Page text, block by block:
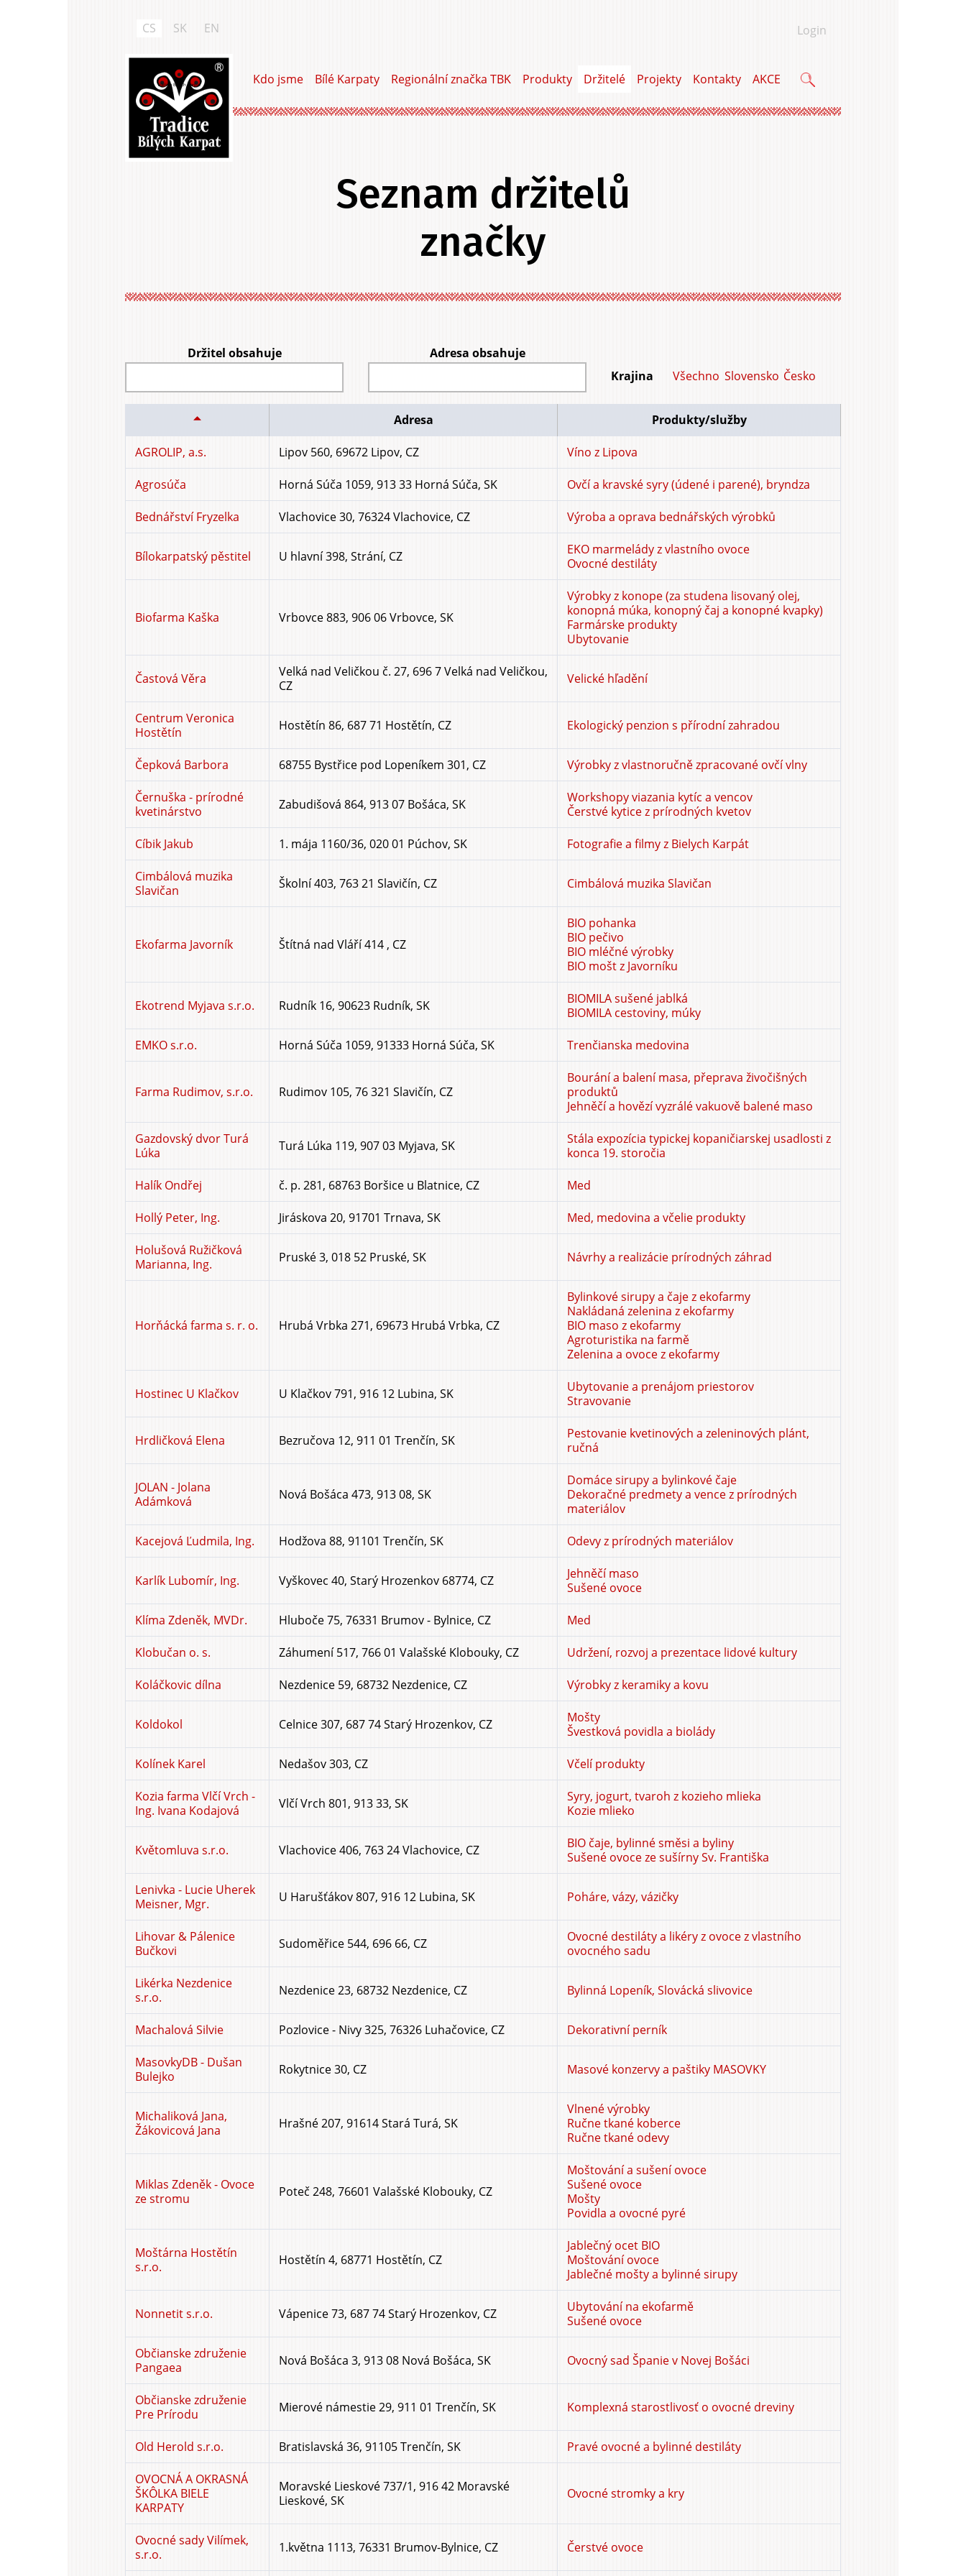
Tradice Bílých Karpat
Login
Kdo jsme Bílé Karpaty Regionální značka TBK Produkty Držitelé Projekty Kontakty AKCE
CS SK EN
Seznam držitelů
značky
Držitel obsahuje
Adresa obsahuje
Krajina
Všechno Slovensko Česko
Adresa Produkty/služby
AGROLIP, a.s. Lipov 560, 69672 Lipov, CZ Víno z Lipova
Agrosúča Horná Súča 1059, 913 33 Horná Súča, SK Ovčí a kravské syry (údené i parené), bryndza
Bednářství Fryzelka Vlachovice 30, 76324 Vlachovice, CZ Výroba a oprava bednářských výrobků
Bílokarpatský pěstitel U hlavní 398, Strání, CZ
EKO marmelády z vlastního ovoce
Ovocné destiláty
Biofarma Kaška Vrbovce 883, 906 06 Vrbovce, SK
Výrobky z konope (za studena lisovaný olej,
konopná múka, konopný čaj a konopné kvapky)
Farmárske produkty
Ubytovanie
Častová Věra
Velká nad Veličkou č. 27, 696 7 Velká nad Veličkou,
CZ
Velické hľadění
Centrum Veronica
Hostětín
Hostětín 86, 687 71 Hostětín, CZ Ekologický penzion s přírodní zahradou
Čepková Barbora 68755 Bystřice pod Lopeníkem 301, CZ Výrobky z vlastnoručně zpracované ovčí vlny
Černuška - prírodné
kvetinárstvo
Zabudišová 864, 913 07 Bošáca, SK
Workshopy viazania kytíc a vencov
Čerstvé kytice z prírodných kvetov
Cíbik Jakub 1. mája 1160/36, 020 01 Púchov, SK Fotografie a filmy z Bielych Karpát
Cimbálová muzika
Slavičan
Školní 403, 763 21 Slavičín, CZ Cimbálová muzika Slavičan
Ekofarma Javorník Štítná nad Vláří 414 , CZ
BIO pohanka
BIO pečivo
BIO mléčné výrobky
BIO mošt z Javorníku
Ekotrend Myjava s.r.o. Rudník 16, 90623 Rudník, SK
BIOMILA sušené jablká
BIOMILA cestoviny, múky
EMKO s.r.o. Horná Súča 1059, 91333 Horná Súča, SK Trenčianska medovina
Farma Rudimov, s.r.o. Rudimov 105, 76 321 Slavičín, CZ
Bourání a balení masa, přeprava živočišných
produktů
Jehněčí a hovězí vyzrálé vakuově balené maso
Gazdovský dvor Turá
Lúka
Turá Lúka 119, 907 03 Myjava, SK
Stála expozícia typickej kopaničiarskej usadlosti z
konca 19. storočia
Halík Ondřej č. p. 281, 68763 Boršice u Blatnice, CZ Med
Hollý Peter, Ing. Jiráskova 20, 91701 Trnava, SK Med, medovina a včelie produkty
Holušová Ružičková
Marianna, Ing.
Pruské 3, 018 52 Pruské, SK Návrhy a realizácie prírodných záhrad
Horňácká farma s. r. o. Hrubá Vrbka 271, 69673 Hrubá Vrbka, CZ
Bylinkové sirupy a čaje z ekofarmy
Nakládaná zelenina z ekofarmy
BIO maso z ekofarmy
Agroturistika na farmě
Zelenina a ovoce z ekofarmy
Hostinec U Klačkov U Klačkov 791, 916 12 Lubina, SK
Ubytovanie a prenájom priestorov
Stravovanie
Hrdličková Elena Bezručova 12, 911 01 Trenčín, SK
Pestovanie kvetinových a zeleninových plánt,
ručná
JOLAN - Jolana
Adámková
Nová Bošáca 473, 913 08, SK
Domáce sirupy a bylinkové čaje
Dekoračné predmety a vence z prírodných
materiálov
Kacejová Ľudmila, Ing. Hodžova 88, 91101 Trenčín, SK Odevy z prírodných materiálov
Karlík Lubomír, Ing. Vyškovec 40, Starý Hrozenkov 68774, CZ
Jehněčí maso
Sušené ovoce
Klíma Zdeněk, MVDr. Hluboče 75, 76331 Brumov - Bylnice, CZ Med
Klobučan o. s. Záhumení 517, 766 01 Valašské Klobouky, CZ Udržení, rozvoj a prezentace lidové kultury
Koláčkovic dílna Nezdenice 59, 68732 Nezdenice, CZ Výrobky z keramiky a kovu
Koldokol Celnice 307, 687 74 Starý Hrozenkov, CZ
Mošty
Švestková povidla a biolády
Kolínek Karel Nedašov 303, CZ Včelí produkty
Kozia farma Vlčí Vrch -
Ing. Ivana Kodajová
Vlčí Vrch 801, 913 33, SK
Syry, jogurt, tvaroh z kozieho mlieka
Kozie mlieko
Květomluva s.r.o. Vlachovice 406, 763 24 Vlachovice, CZ
BIO čaje, bylinné směsi a byliny
Sušené ovoce ze sušírny Sv. Františka
Lenivka - Lucie Uherek
Meisner, Mgr.
U Harušťákov 807, 916 12 Lubina, SK Poháre, vázy, vázičky
Lihovar & Pálenice
Bučkovi
Sudoměřice 544, 696 66, CZ
Ovocné destiláty a likéry z ovoce z vlastního
ovocného sadu
Likérka Nezdenice
s.r.o.
Nezdenice 23, 68732 Nezdenice, CZ Bylinná Lopeník, Slovácká slivovice
Machalová Silvie Pozlovice - Nivy 325, 76326 Luhačovice, CZ Dekorativní perník
MasovkyDB - Dušan
Bulejko
Rokytnice 30, CZ Masové konzervy a paštiky MASOVKY
Michaliková Jana,
Žákovicová Jana
Hrašné 207, 91614 Stará Turá, SK
Vlnené výrobky
Ručne tkané koberce
Ručne tkané odevy
Miklas Zdeněk - Ovoce
ze stromu
Poteč 248, 76601 Valašské Klobouky, CZ
Moštování a sušení ovoce
Sušené ovoce
Mošty
Povidla a ovocné pyré
Moštárna Hostětín
s.r.o.
Hostětín 4, 68771 Hostětín, CZ
Jablečný ocet BIO
Moštování ovoce
Jablečné mošty a bylinné sirupy
Nonnetit s.r.o. Vápenice 73, 687 74 Starý Hrozenkov, CZ
Ubytování na ekofarmě
Sušené ovoce
Občianske združenie
Pangaea
Nová Bošáca 3, 913 08 Nová Bošáca, SK Ovocný sad Španie v Novej Bošáci
Občianske združenie
Pre Prírodu
Mierové námestie 29, 911 01 Trenčín, SK Komplexná starostlivosť o ovocné dreviny
Old Herold s.r.o. Bratislavská 36, 91105 Trenčín, SK Pravé ovocné a bylinné destiláty
OVOCNÁ A OKRASNÁ
ŠKÔLKA BIELE
KARPATY
Moravské Lieskové 737/1, 916 42 Moravské
Lieskové, SK
Ovocné stromky a kry
Ovocné sady Vilímek,
s.r.o.
1.května 1113, 76331 Brumov-Bylnice, CZ Čerstvé ovoce